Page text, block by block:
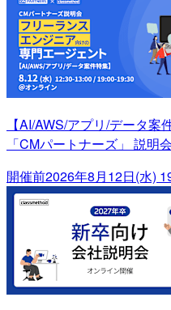
【AI/AWS/アプリ/データ
「CMパートナーズ」 説明
開催前2026年8月12日(水)